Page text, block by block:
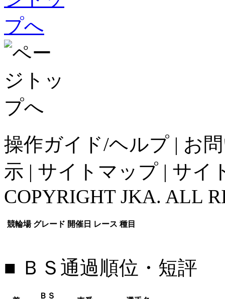
操作ガイド/ヘルプ | お
示 | サイトマップ | サイ
COPYRIGHT JKA. ALL
競輪場 グレード 開催日 レース 種目
■ ＢＳ通過順位・短評
ＢＳ